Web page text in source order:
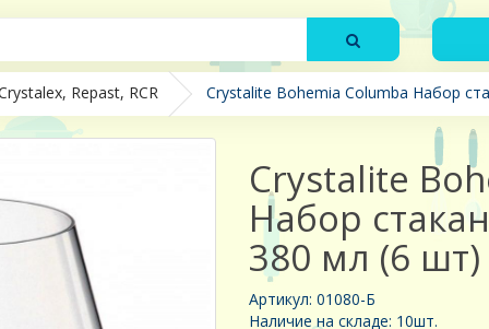
Repast, RCR Crystalite Bohemia Columba Набор
Crystalite
Набор
380 мл (6 шт)
Артикул: 01080-Б
Наличие на складе: 10шт.